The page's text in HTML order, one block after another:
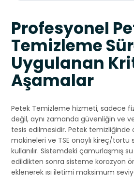
Profesyonel
Temizleme
Uygulanan
Aşamalar
Petek Temizleme hizmeti, sadece
değil, aynı zamanda güvenliğin ve
tesis edilmesidir. Petek temizliğinde
makineleri ve TSE onaylı kireç/tortu
kullanılır. Sistemdeki çamurlaşmış
edildikten sonra sisteme korozyon
eklenerek ısı iletimi maksimum